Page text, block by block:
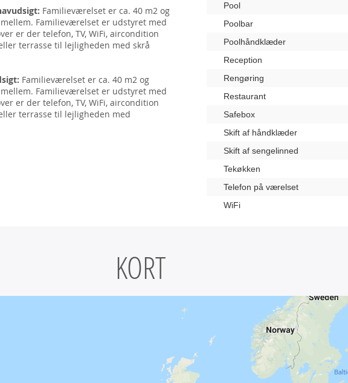
Familieværelset er ca. 40 m2 og
Familieværelset er udstyret med
er der telefon, TV, WiFi, aircondition
terrasse til lejligheden med skrå
Familieværelset er ca. 40 m2 og
Familieværelset er udstyret med
er der telefon, TV, WiFi, aircondition
terrasse til lejligheden med
Pool
Poolbar
Poolhåndklæder
Reception
Rengøring
Restaurant
Safebox
Skift af håndklæder
Skift af sengelinned
Tekøkken
Telefon på værelset
WiFi
KORT